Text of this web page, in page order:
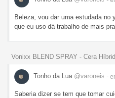
Beleza, vou dar uma estudada no
que eu uso dá trabalho de mais
Vonixx BLEND SPRAY - Cera
Tonho da Lua @varoneis -
Saberia dizer se tem que tomar